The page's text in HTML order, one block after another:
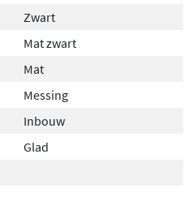
Zwart
Mat zwart
Mat
Messing
Inbouw
Glad